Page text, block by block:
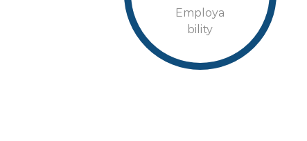
Employa
bility